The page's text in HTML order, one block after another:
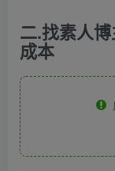
二.找素人
成本